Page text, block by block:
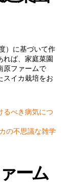
）に基づいて作
れば、家庭菜園
原ファームで
スイカ栽培をお
るべき病気につ
の不思議な雑学
ーム